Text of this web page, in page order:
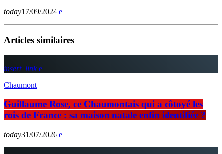
today17/09/2024
Articles similaires
insert_link
Chaumont
Guillaume Rose, ce Chaumontais qui a côtoyé les
rois de France : sa maison natale enfin identifiée ?
today31/07/2026